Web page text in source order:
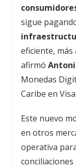
sigue
eficiente,
afirmó
Monedas
Caribe en Visa.
Este nuevo
en otros
operativa